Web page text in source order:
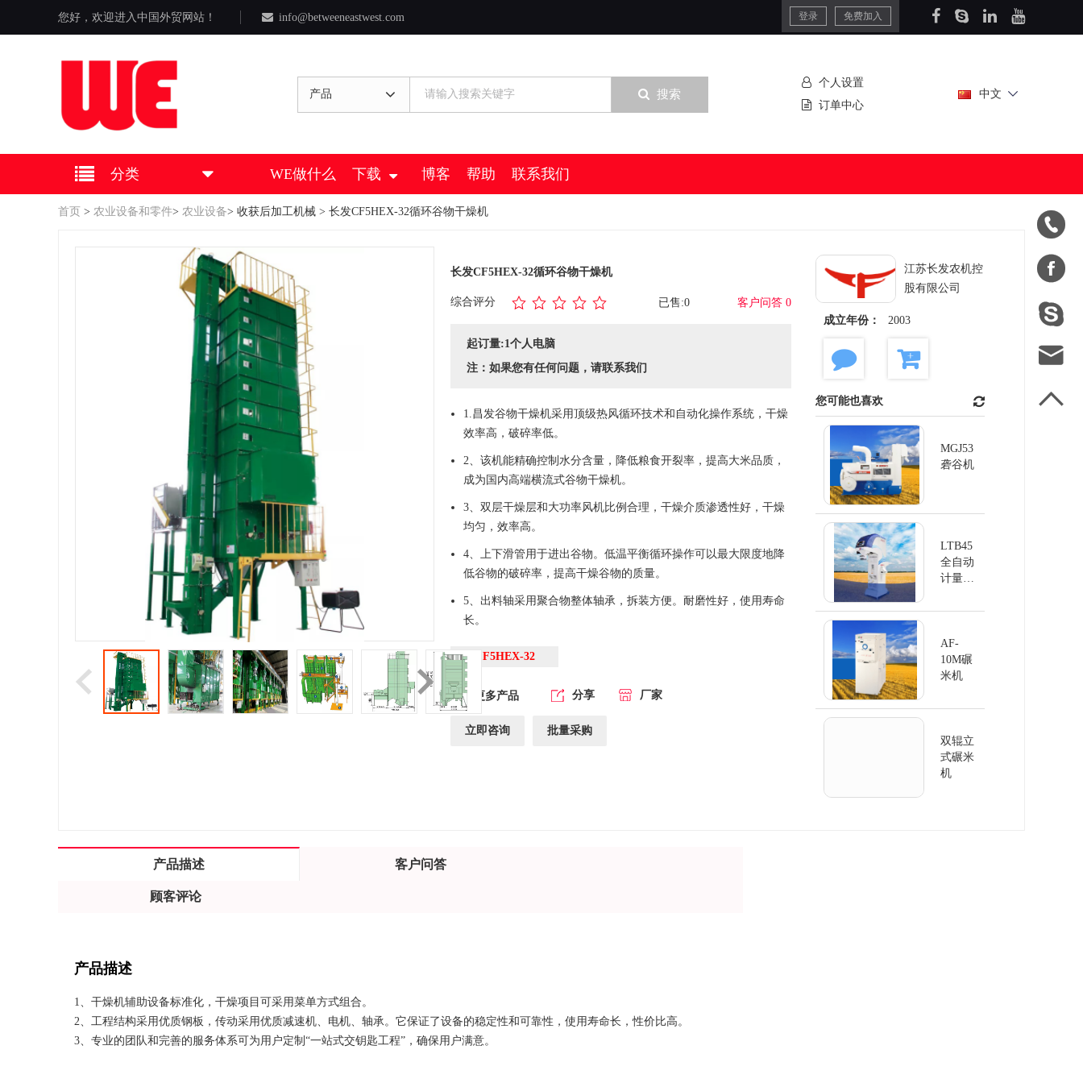
您好，欢迎进入中国外贸网站！ info@betweeneastwest.com 登录 免费加入





产品 搜索
个人设置
订单中心
中文
分类 WE做什么 下载 博客 帮助 联系我们
首页 > 农业设备和零件> 农业设备> 收获后加工机械 > 长发CF5HEX-32循环谷物干燥机
长发CF5HEX-32循环谷物干燥机
综合评分 已售:0 客户问答 0
起订量:1个人电脑
注：如果您有任何问题，请联系我们
1.昌发谷物干燥机采用顶级热风循环技术和自动化操作系统，干燥
效率高，破碎率低。
2、该机能精确控制水分含量，降低粮食开裂率，提高大米品质，
成为国内高端横流式谷物干燥机。
3、双层干燥层和大功率风机比例合理，干燥介质渗透性好，干燥
均匀，效率高。
4、上下滑管用于进出谷物。低温平衡循环操作可以最大限度地降
低谷物的破碎率，提高干燥谷物的质量。
5、出料轴采用聚合物整体轴承，拆装方便。耐磨性好，使用寿命
长。
CF5HEX-32
更多产品 分享 厂家
立即咨询 批量采购
江苏长发农机控
股有限公司
成立年份： 2003
您可能也喜欢
MGJ53
砻谷机
LTB45
全自动
计量清
AF-
10M碾
米机
双辊立
式碾米
机
产品描述 客户问答
顾客评论
产品描述
1、干燥机辅助设备标准化，干燥项目可采用菜单方式组合。
2、工程结构采用优质钢板，传动采用优质减速机、电机、轴承。它保证了设备的稳定性和可靠性，使用寿命长，性价比高。
3、专业的团队和完善的服务体系可为用户定制“一站式交钥匙工程”，确保用户满意。